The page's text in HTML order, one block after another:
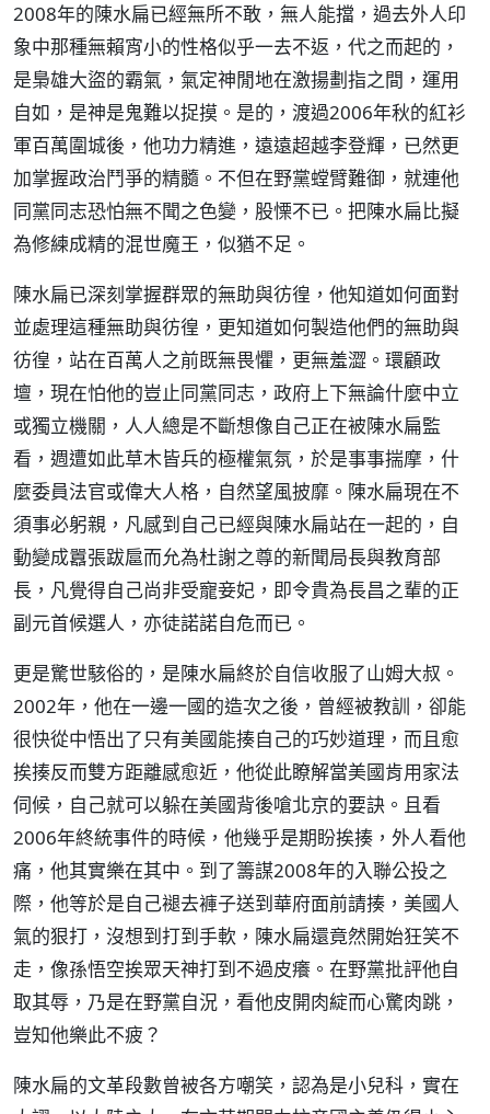
2008年的陳水扁已經無所不敢，無人能擋，過去外人印
象中那種無賴宵小的性格似乎一去不返，代之而起的，
是梟雄大盜的霸氣，氣定神閒地在激揚劃指之間，運用
自如，是神是鬼難以捉摸。是的，渡過2006年秋的紅衫
軍百萬圍城後，他功力精進，遠遠超越李登輝，已然更
加掌握政治鬥爭的精髓。不但在野黨螳臂難御，就連他
同黨同志恐怕無不聞之色變，股慄不已。把陳水扁比擬
為修練成精的混世魔王，似猶不足。
陳水扁已深刻掌握群眾的無助與彷徨，他知道如何面對
並處理這種無助與彷徨，更知道如何製造他們的無助與
彷徨，站在百萬人之前既無畏懼，更無羞澀。環顧政
壇，現在怕他的豈止同黨同志，政府上下無論什麼中立
或獨立機關，人人總是不斷想像自己正在被陳水扁監
看，週遭如此草木皆兵的極權氣氛，於是事事揣摩，什
麼委員法官或偉大人格，自然望風披靡。陳水扁現在不
須事必躬親，凡感到自己已經與陳水扁站在一起的，自
動變成囂張跋扈而允為杜謝之尊的新聞局長與教育部
長，凡覺得自己尚非受寵妾妃，即令貴為長昌之輩的正
副元首候選人，亦徒諾諾自危而已。
更是驚世駭俗的，是陳水扁終於自信收服了山姆大叔。
2002年，他在一邊一國的造次之後，曾經被教訓，卻能
很快從中悟出了只有美國能揍自己的巧妙道理，而且愈
挨揍反而雙方距離感愈近，他從此瞭解當美國肯用家法
伺候，自己就可以躲在美國背後嗆北京的要訣。且看
2006年終統事件的時候，他幾乎是期盼挨揍，外人看他
痛，他其實樂在其中。到了籌謀2008年的入聯公投之
際，他等於是自己褪去褲子送到華府面前請揍，美國人
氣的狠打，沒想到打到手軟，陳水扁還竟然開始狂笑不
走，像孫悟空挨眾天神打到不過皮癢。在野黨批評他自
取其辱，乃是在野黨自況，看他皮開肉綻而心驚肉跳，
豈知他樂此不疲？
陳水扁的文革段數曾被各方嘲笑，認為是小兒科，實在